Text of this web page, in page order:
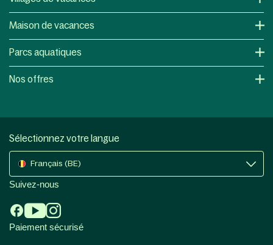
Maison de vacances
Parcs aquatiques
Nos offres
Sélectionnez votre langue
Français (BE)
Suivez-nous
Paiement sécurisé